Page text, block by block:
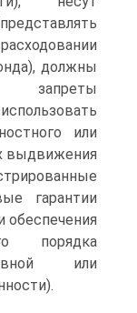
должны
запреты
или
выдвижения
гарантии
обеспечения
порядка
или